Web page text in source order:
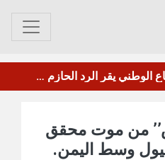
مأرب.. الحوثي يقصف معسكر"صحن الجنّ" بالصواريخ والطائرات المسيرة
من موت محقق
وسط اليمن.